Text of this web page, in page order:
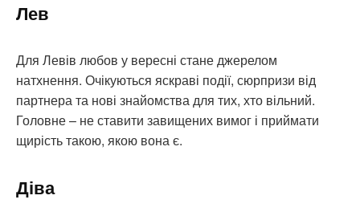
Лев
Для Левів любов у вересні стане джерелом
натхнення. Очікуються яскраві події, сюрпризи від
партнера та нові знайомства для тих, хто вільний.
Головне – не ставити завищених вимог і приймати
щирість такою, якою вона є.
Діва